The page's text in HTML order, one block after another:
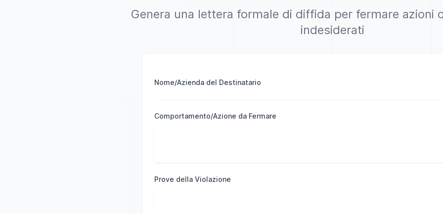
Genera una lettera formale di diffida per fermare azioni
indesiderati
Nome/Azienda del Destinatario
Comportamento/Azione da Fermare
Prove della Violazione